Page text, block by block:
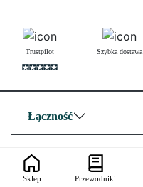
Trustpilot Szybka dostawa
Łączność
Przydatne linki
Sklep Przewodniki